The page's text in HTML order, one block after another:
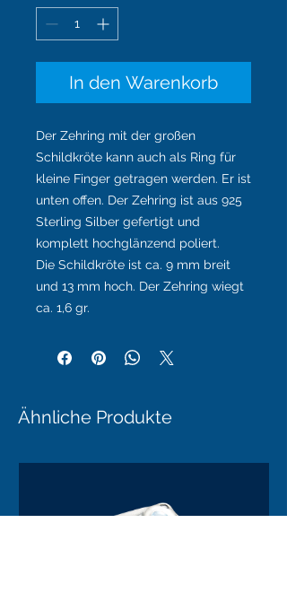
In den Warenkorb
Der Zehring mit der großen
Schildkröte kann auch als Ring für
kleine Finger getragen werden. Er ist
unten offen. Der Zehring ist aus 925
Sterling Silber gefertigt und
komplett hochglänzend poliert.
Die Schildkröte ist ca. 9 mm breit
und 13 mm hoch. Der Zehring wiegt
ca. 1,6 gr.
Ähnliche Produkte